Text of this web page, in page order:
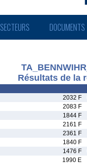
SECTEURS DOCUMENTS
Résultats de la
2032 F
2083 F
1844 F
2161 F
2361 F
1840 F
1476 F
1990 E